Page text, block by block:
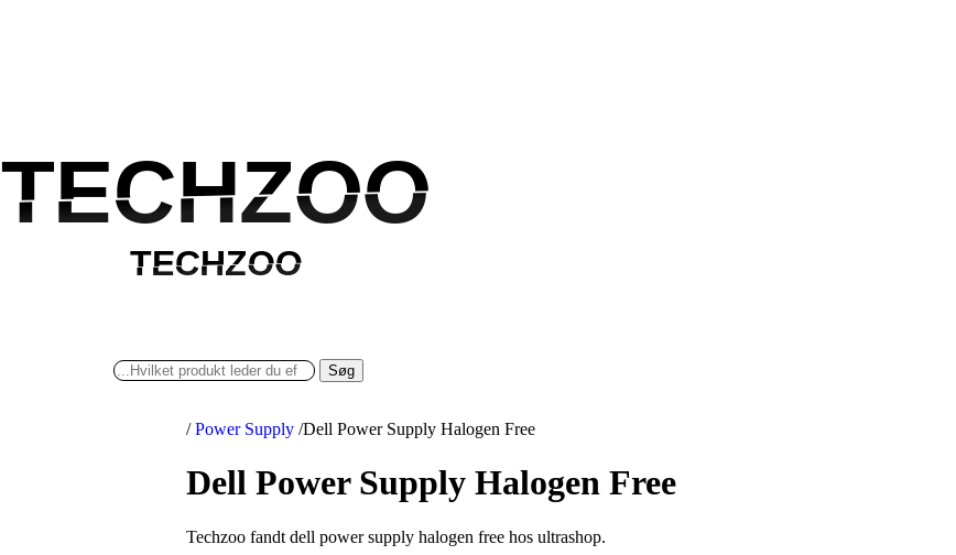
TECHZOO
TECHZOO
TECHZOO
TECHZOO
Søg
/ Power Supply /Dell Power Supply Halogen Free
Dell Power Supply Halogen Free
Techzoo fandt dell power supply halogen free hos ultrashop.